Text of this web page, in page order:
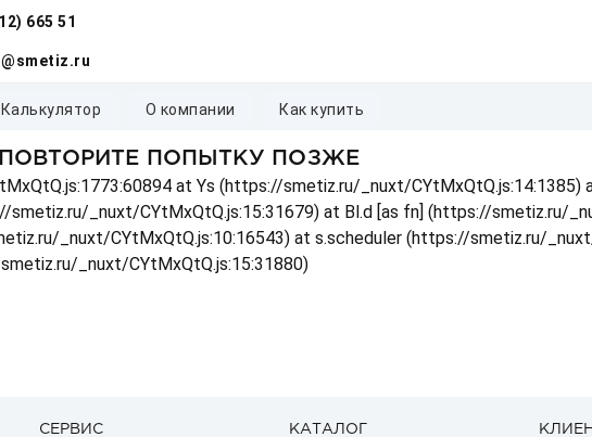
665 51
калькулятор о компании как купить
ПОПЫТКУ ПОЗЖЕ
at Ys (https://smetiz.ru/_nuxt/CYtMxQtQ.js:14:1385)
_nuxt/CYtMxQtQ.js:15:31679) at Bl.d [as fn] (https://smetiz.ru/
_nuxt/CYtMxQtQ.js:10:16543) at s.scheduler (https://smetiz.ru/
_nuxt/CYtMxQtQ.js:15:31880)
СЕРВИС КАТАЛОГ